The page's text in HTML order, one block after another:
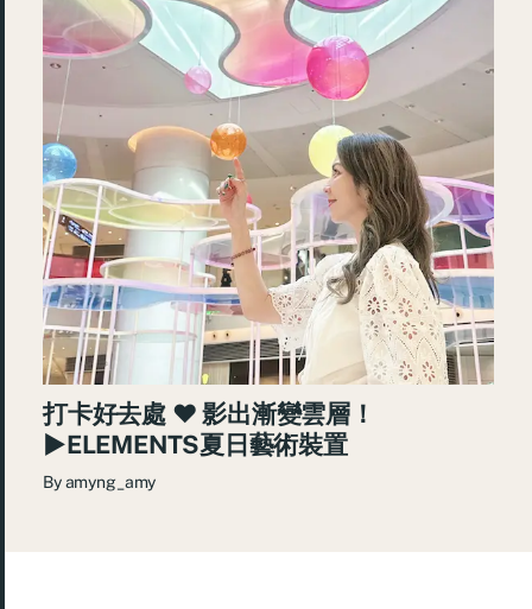
打卡好去處 ♥ 影出漸變雲層！
►ELEMENTS夏日藝術裝置
Byamyng_amy